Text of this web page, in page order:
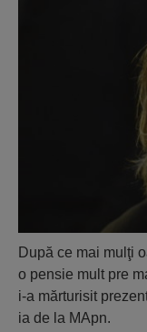
După ce mai mulţi
o pensie mult pre
i-a mărturisit
ia de la MApn.